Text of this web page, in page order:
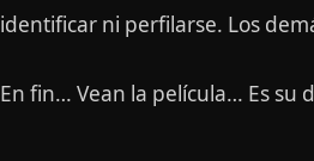
identificar ni perfilarse. Los
En fin… Vean la película… Es su